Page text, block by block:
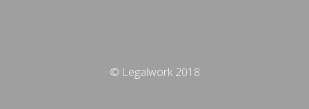
© Legalwork 2018